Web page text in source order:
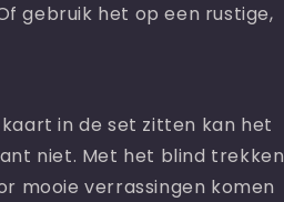
gebruik het op een rustige,
in de set zitten kan het
niet. Met het blind trekken
mooie verrassingen komen